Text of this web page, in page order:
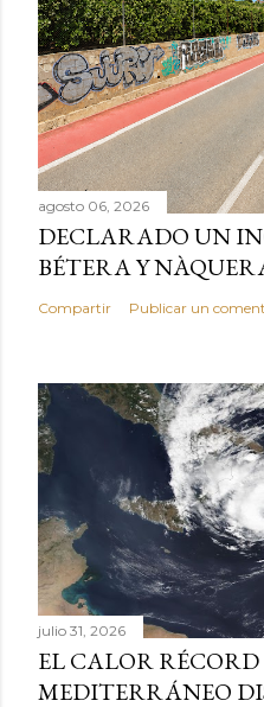
agosto 06, 2026
DECLARADO UN
BÉTERA Y
Compartir Publicar un
julio 31, 2026
EL CALOR
MEDITERRÁNEO